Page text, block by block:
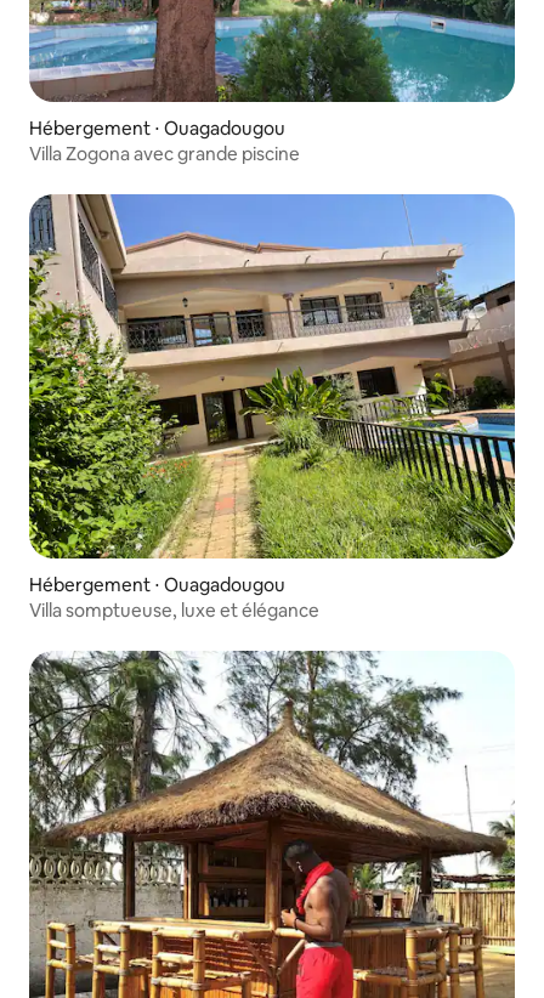
Hébergement ⋅ Ouagadougou
Villa Zogona avec grande piscine
Hébergement ⋅ Ouagadougou
Villa somptueuse, luxe et élégance